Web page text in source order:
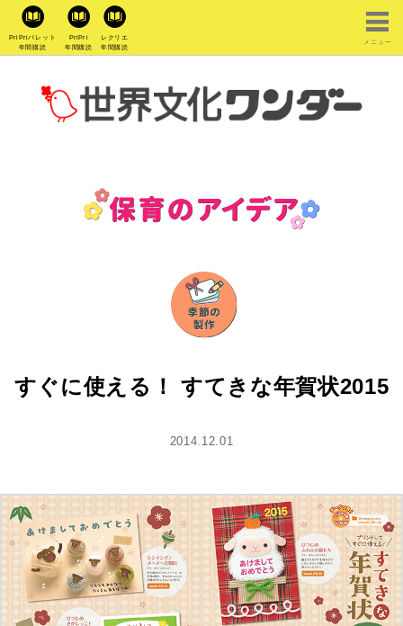
PriPriパレット
年間購読
PriPri
年間購読
レクリエ
年間購読
メニュー
すぐに使える！ すてきな年賀状2015
2014.12.01